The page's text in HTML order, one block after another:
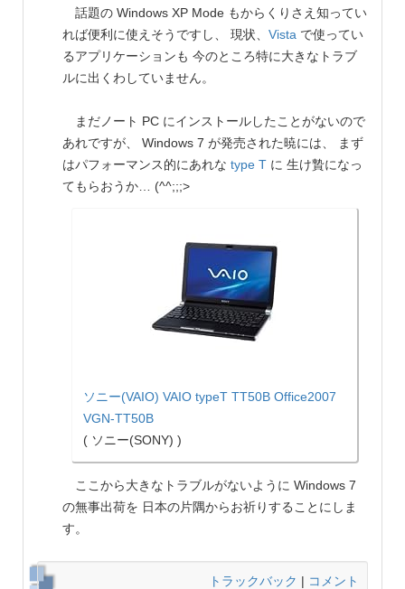
話題の Windows XP Mode もからくりさえ知ってい
れば便利に使えそうですし、 現状、 Vista で使ってい
るアプリケーションも 今のところ特に大きなトラブ
ルに出くわしていません。
まだノート PC にインストールしたことがないので
あれですが、 Windows 7 が発売された暁には、 まず
はパフォーマンス的にあれな type T に 生け贄になっ
てもらおうか… (^^;;;>
ソニー(VAIO) VAIO typeT TT50B Office2007
VGN-TT50B
( ソニー(SONY) )
ここから大きなトラブルがないように Windows 7
の無事出荷を 日本の片隅からお祈りすることにしま
す。
トラックバック | コメント